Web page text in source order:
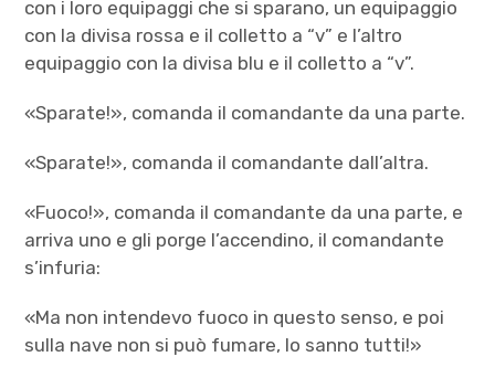
con i loro equipaggi che si sparano, un equipaggio
con la divisa rossa e il colletto a “v” e l’altro
equipaggio con la divisa blu e il colletto a “v”.
«Sparate!», comanda il comandante da una parte.
«Sparate!», comanda il comandante dall’altra.
«Fuoco!», comanda il comandante da una parte, e
arriva uno e gli porge l’accendino, il comandante
s’infuria:
«Ma non intendevo fuoco in questo senso, e poi
sulla nave non si può fumare, lo sanno tutti!»